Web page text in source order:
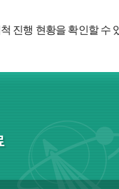
진행 현황을 확인할 수